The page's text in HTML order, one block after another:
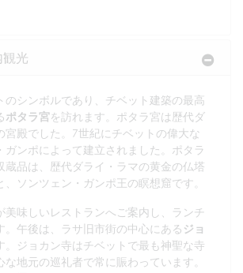
光
のシンボルであり、チベット建築の最高
ポタラ宮を訪れます。ポタラ宮は歴代ダ
宮殿でした。7世紀にチベットの偉大な
ガンポによって建立されました。ポタラ
蔵品は、歴代ダライ・ラマの黄金の仏塔
、ソンツェン・ガンポ王の瞑想窟です。
美味しいレストランへご案内し、ランチ
。午後は、ラサ旧市街の中心にある ジョ
。ジョカン寺はチベットで最も神聖な寺
地元の巡礼者で常に賑わっています。